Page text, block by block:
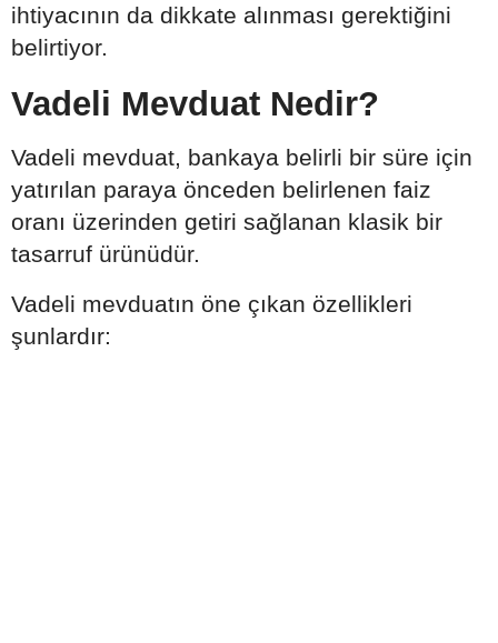
ihtiyacının da dikkate alınması gerektiğini
belirtiyor.
Vadeli Mevduat Nedir?
Vadeli mevduat, bankaya belirli bir süre için
yatırılan paraya önceden belirlenen faiz
oranı üzerinden getiri sağlanan klasik bir
tasarruf ürünüdür.
Vadeli mevduatın öne çıkan özellikleri
şunlardır: